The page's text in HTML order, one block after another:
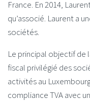
France. En 2014,
qu’associé. Laurent a
sociétés.
Le principal objectif de
fiscal privilégié des
activités au
compliance TVA avec